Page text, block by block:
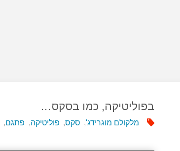
בפוליטיקה, כמו בסקס…
מלקולם מוגרידג', סקס, פוליטיקה, פתגם,